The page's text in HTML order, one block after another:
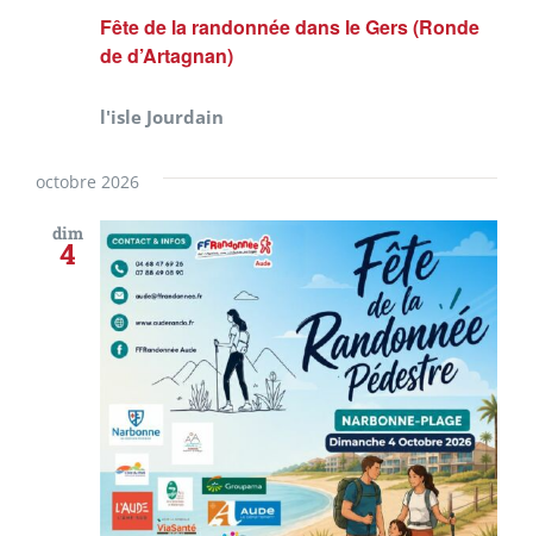
Fête de la randonnée dans le Gers (Ronde
de d’Artagnan)
l'isle Jourdain
octobre 2026
dim
4